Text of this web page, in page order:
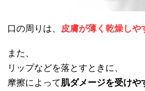
口の周りは、 皮膚が薄く乾燥しや
また、
リップなどを落とすときに、
摩擦によって肌ダメージを受けや